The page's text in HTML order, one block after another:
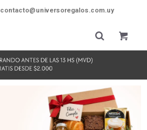
contacto@universoregalos.com.uy